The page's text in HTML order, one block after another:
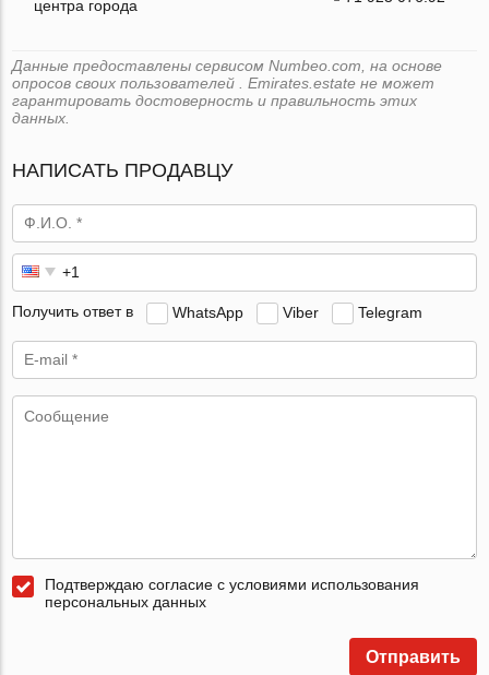
центра города
Данные предоставлены сервисом Numbeo.com, на основе
опросов своих пользователей . Emirates.estate не может
гарантировать достоверность и правильность этих
данных.
НАПИСАТЬ ПРОДАВЦУ
Получить ответ в WhatsApp Viber Telegram
Подтверждаю согласие с условиями использования
персональных данных
Отправить